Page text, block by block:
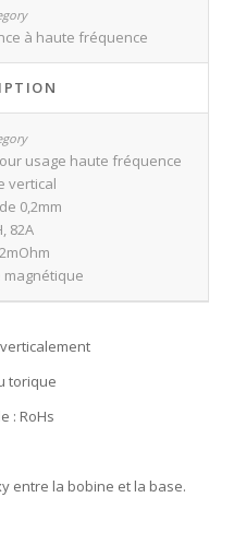
à haute fréquence
usage haute fréquence
vertical
0,2mm
82A
magnétique
torique
: RoHs
entre la bobine et la base.